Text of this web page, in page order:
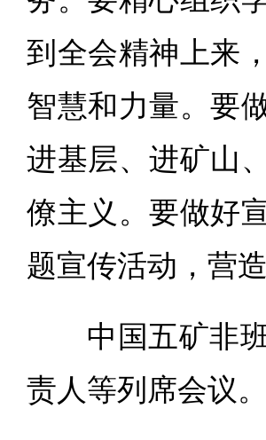
到全会精神上来
智慧和力量。要
进基层、进矿山
僚主义。要做好
题宣传活动，营
中国五矿非
责人等列席会议。